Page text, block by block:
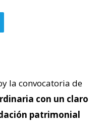
la convocatoria de
con un claro
patrimonial